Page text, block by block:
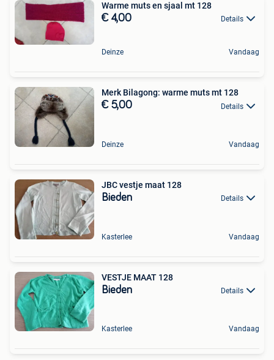
Warme muts en sjaal mt 128
€ 4,00 Details
Deinze Vandaag
Merk Bilagong: warme muts mt 128
€ 5,00 Details
Deinze Vandaag
JBC vestje maat 128
Bieden Details
Kasterlee Vandaag
VESTJE MAAT 128
Bieden Details
Kasterlee Vandaag